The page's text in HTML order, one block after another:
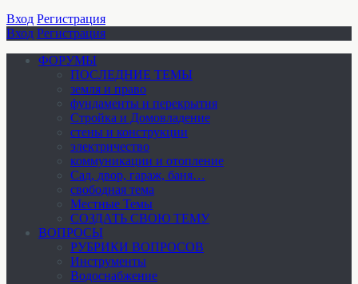
Вход Регистрация
Вход Регистрация
ФОРУМЫ
ПОСЛЕДНИЕ ТЕМЫ
земля и право
фундаменты и перекрытия
Стройка и Домовладение
стены и конструкции
электричество
коммуникации и отопление
Cад, двор, гараж, баня…
свободная тема
Местные Темы
СОЗДАТЬ СВОЮ ТЕМУ
ВОПРОСЫ
РУБРИКИ ВОПРОСОВ
Инструменты
Водоснабжение